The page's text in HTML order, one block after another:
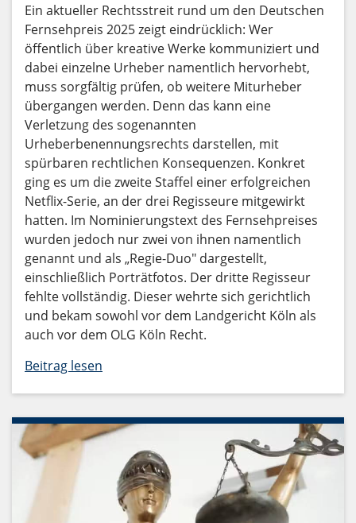
Ein aktueller Rechtsstreit rund um den Deutschen
Fernsehpreis 2025 zeigt eindrücklich: Wer
öffentlich über kreative Werke kommuniziert und
dabei einzelne Urheber namentlich hervorhebt,
muss sorgfältig prüfen, ob weitere Miturheber
übergangen werden. Denn das kann eine
Verletzung des sogenannten
Urheberbenennungsrechts darstellen, mit
spürbaren rechtlichen Konsequenzen. Konkret
ging es um die zweite Staffel einer erfolgreichen
Netflix-Serie, an der drei Regisseure mitgewirkt
hatten. Im Nominierungstext des Fernsehpreises
wurden jedoch nur zwei von ihnen namentlich
genannt und als „Regie-Duo" dargestellt,
einschließlich Porträtfotos. Der dritte Regisseur
fehlte vollständig. Dieser wehrte sich gerichtlich
und bekam sowohl vor dem Landgericht Köln als
auch vor dem OLG Köln Recht.
Beitrag lesen